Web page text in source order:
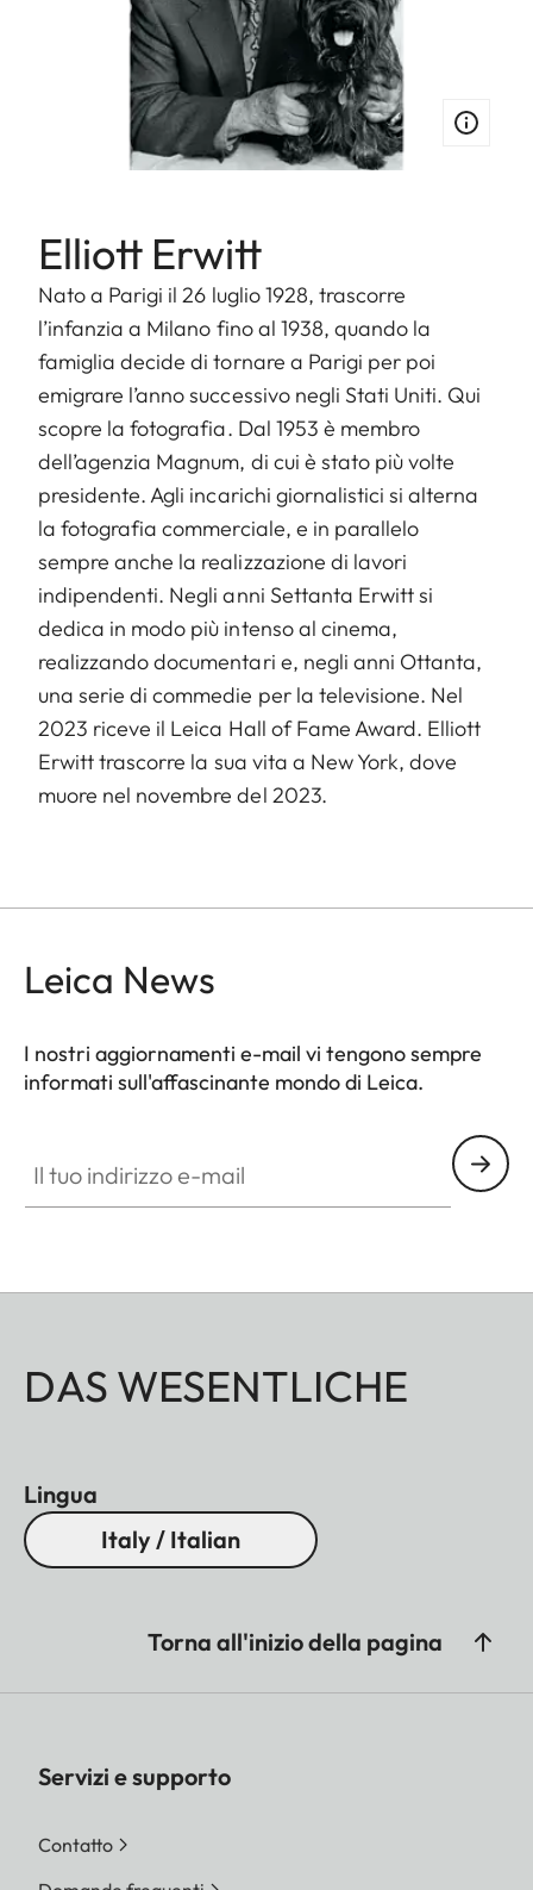
Elliott Erwitt
Nato a Parigi il 26 luglio 1928, trascorre
l’infanzia a Milano fino al 1938, quando la
famiglia decide di tornare a Parigi per poi
emigrare l’anno successivo negli Stati Uniti. Qui
scopre la fotografia. Dal 1953 è membro
dell’agenzia Magnum, di cui è stato più volte
presidente. Agli incarichi giornalistici si alterna
la fotografia commerciale, e in parallelo
sempre anche la realizzazione di lavori
indipendenti. Negli anni Settanta Erwitt si
dedica in modo più intenso al cinema,
realizzando documentari e, negli anni Ottanta,
una serie di commedie per la televisione. Nel
2023 riceve il Leica Hall of Fame Award. Elliott
Erwitt trascorre la sua vita a New York, dove
muore nel novembre del 2023.
Leica News
I nostri aggiornamenti e-mail vi tengono sempre
informati sull'affascinante mondo di Leica.
DAS WESENTLICHE
Lingua
Italy / Italian
Torna all'inizio della pagina
Servizi e supporto
Contatto